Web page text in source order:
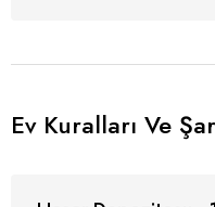
Ev Kuralları Ve